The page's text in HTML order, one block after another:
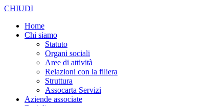
CHIUDI
Home
Chi siamo
Statuto
Organi sociali
Aree di attività
Relazioni con la filiera
Struttura
Assocarta Servizi
Aziende associate